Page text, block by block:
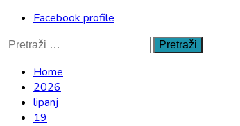
Facebook profile
Pretraži:
Home
2026
lipanj
19